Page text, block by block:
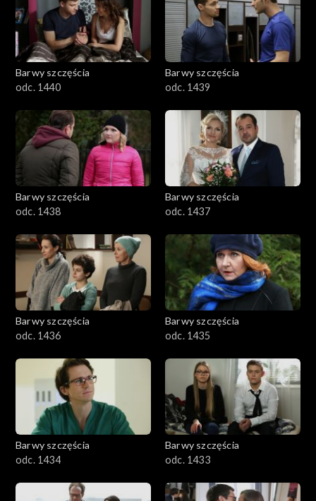
Barwy szczęścia
odc. 1440
Barwy szczęścia
odc. 1439
Barwy szczęścia
odc. 1438
Barwy szczęścia
odc. 1437
Barwy szczęścia
odc. 1436
Barwy szczęścia
odc. 1435
Barwy szczęścia
odc. 1434
Barwy szczęścia
odc. 1433